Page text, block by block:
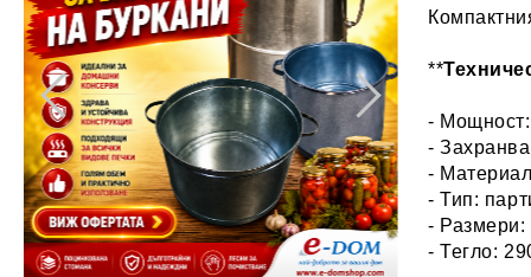
**
-
-
-
- Тип:
- Размери:
- Тегло: